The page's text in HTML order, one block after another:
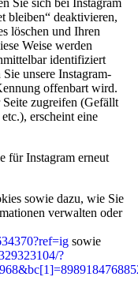
bleiben“ deaktivieren,
löschen und Ihren
Weise werden
identifiziert
unsere Instagram-
offenbart wird.
zugreifen (Gefällt
erscheint eine
für Instagram erneut
sowie dazu, wie Sie
verwalten oder
sowie
?